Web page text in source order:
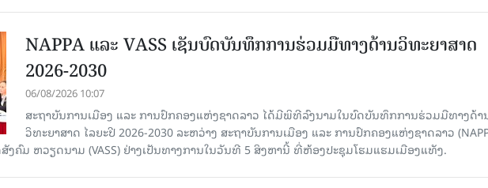
NAPPA ແລະ VASS ເຊັນບົດບັນທຶກການຮ່ວມມືທາງດ້ານວິທະຍາສາດ
2026-2030
06/08/2026 10:07
ສະຖາບັນການເມືອງ ແລະ ການປົກຄອງແຫ່ງຊາດລາວ ໄດ້ມີພິທີລົງນາມໃນບົດບັນທຶກການຮ່ວມມືທາງດ້າ
ວິທະຍາສາດ ໄລຍະປີ 2026-2030 ລະຫວ່າງ ສະຖາບັນການເມືອງ ແລະ ການປົກຄອງແຫ່ງຊາດລາວ
ງຄົມ ຫວຽດນາມ (VASS) ຢ່າງເປັນທາງການໃນວັນທີ 5 ສິງຫານີ້ ທີ່ຫ້ອງປະຊຸມໂຮມແຮມເມືອງແທັງ.